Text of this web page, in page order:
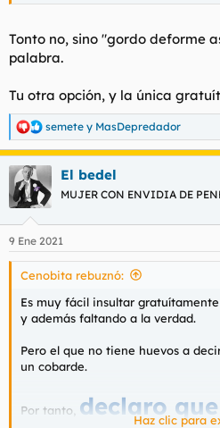
Tonto no, sino "gordo deforme
palabra.
Tu otra opción, y la única
R
e
a
c
c
i
e
s
semete y MasDepredador
El bedel
MUJER CON ENVIDIA DE
9 Ene 2021
Cenobita rebuznó:
Es muy fácil insultar
y además faltando a la verdad.
Pero el que no tiene huevos a
un cobarde.
Por tanto, declaro que
Haz clic para